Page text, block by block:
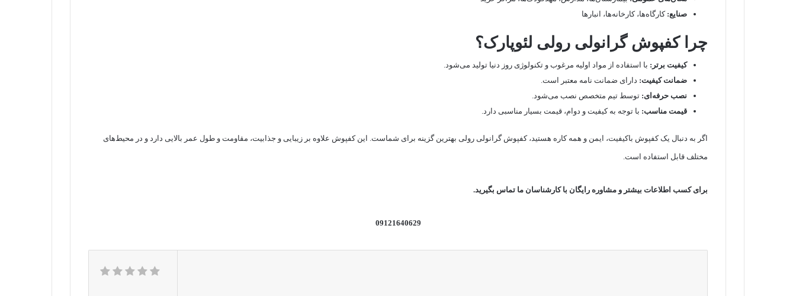
صنایع: کارگاه‌ها، کارخانه‌ها، انبارها
چرا کفپوش گرانولی رولی لئوپارک؟
کیفیت برتر: با استفاده از مواد اولیه مرغوب و تکنولوژی روز دنیا تولید می‌شود.
ضمانت کیفیت: دارای ضمانت نامه معتبر است.
نصب حرفه‌ای: توسط تیم متخصص نصب می‌شود.
قیمت مناسب: با توجه به کیفیت و دوام، قیمت بسیار مناسبی دارد.
اگر به دنبال یک کفپوش باکیفیت، ایمن و همه کاره هستید، کفپوش گرانولی رولی بهترین گزینه برای شماست. این کفپوش علاوه بر زیبایی و جذابیت، مقاومت و طول عمر بالایی دارد و در محیط‌های
مختلف قابل استفاده است.
برای کسب اطلاعات بیشتر و مشاوره رایگان با کارشناسان ما تماس بگیرید.
09121640629